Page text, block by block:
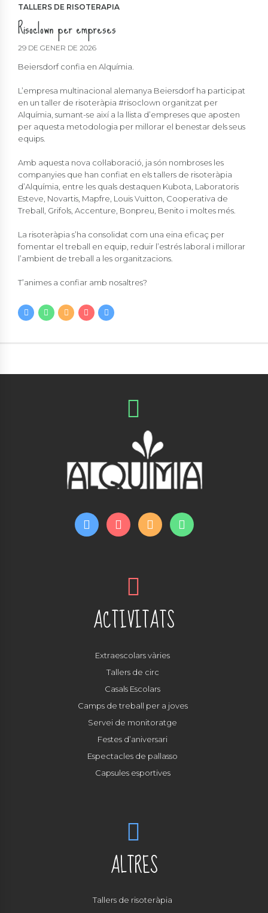
TALLERS DE RISOTERAPIA
Risoclown per empreses
29 DE GENER DE 2026
Beiersdorf confia en Alquímia.
L’empresa multinacional alemanya Beiersdorf ha participat
en un taller de risoteràpia #risoclown organitzat per
Alquímia, sumant-se així a la llista d’empreses que aposten
per aquesta metodologia per millorar el benestar dels seus
equips.
Amb aquesta nova col·laboració, ja són nombroses les
companyies que han confiat en els tallers de risoteràpia
d’Alquímia, entre les quals destaquen Kubota, Laboratoris
Esteve, Novartis, Mapfre, Louis Vuitton, Cooperativa de
Treball, Grifols, Accenture, Bonpreu, Benito i moltes més.
La risoteràpia s’ha consolidat com una eina eficaç per
fomentar el treball en equip, reduir l’estrés laboral i millorar
l’ambient de treball a les organitzacions.
T’animes a confiar amb nosaltres?
ACTIVITATS
Extraescolars vàries
Tallers de circ
Casals Escolars
Camps de treball per a joves
Servei de monitoratge
Festes d’aniversari
Espectacles de pallasso
Capsules esportives
ALTRES
Tallers de risoteràpia